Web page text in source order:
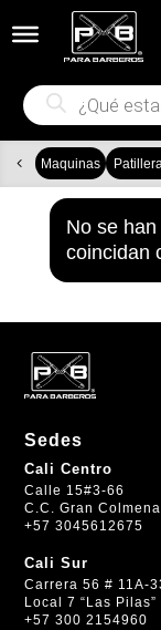
Búsqueda
de
productos
Maquinas
No se
coincidan
Sedes
Cali Centro
Calle 15#3-66
C.C. Gran
+57 3045612675
Cali Sur
Carrera 56 # 11A-
Local 7 “Las Pilas”
+57 300 2154960